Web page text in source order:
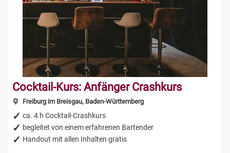
Cocktail-Kurs: Anfänger Crashkurs
Freiburg im Breisgau, Baden-Württemberg
ca. 4 h Cocktail-Crashkurs
begleitet von einem erfahrenen Bartender
Handout mit allen Inhalten gratis